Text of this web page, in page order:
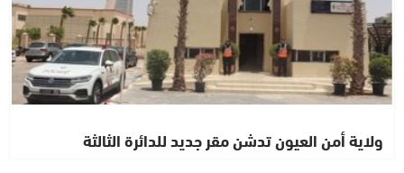
ولاية أمن العيون تدشن مقر جديد للدائرة الثالثة